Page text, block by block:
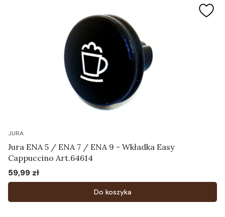
JURA
Jura ENA 5 / ENA 7 / ENA 9 - Wkładka Easy
Cappuccino Art.64614
Cena
59,99 zł
Do koszyka